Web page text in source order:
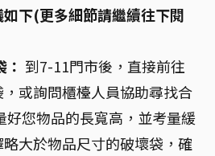
下(更多細節請繼續往下閱
到7-11門市後，直接前往
或詢問櫃檯人員協助尋找合
好您物品的長寬高，並考量緩
大於物品尺寸的破壞袋，確